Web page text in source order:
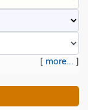
[ more... ]